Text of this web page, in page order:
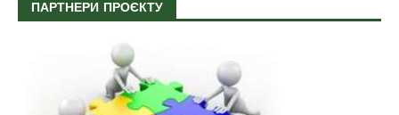
ПАРТНЕРИ ПРОЄКТУ